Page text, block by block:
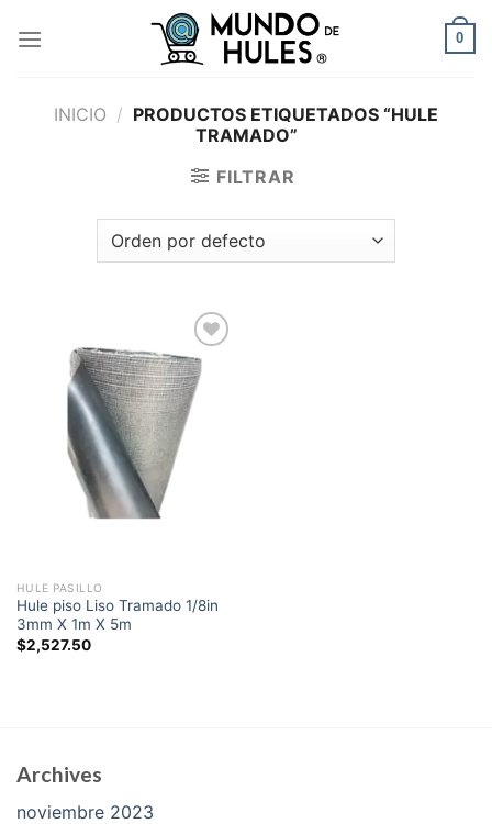
0
INICIO / PRODUCTOS ETIQUETADOS “HULE
TRAMADO”
FILTRAR
Add to
wishlist
HULE PASILLO
Hule piso Liso Tramado 1/8in
3mm X 1m X 5m
$2,527.50
Archives
noviembre 2023